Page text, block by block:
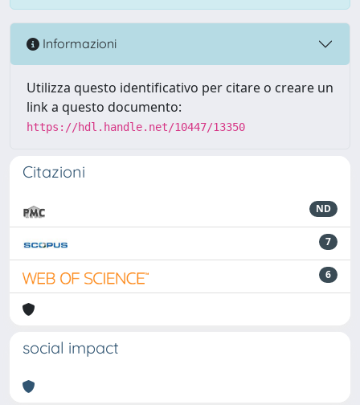
Informazioni
Utilizza questo identificativo per citare o creare un
link a questo documento:
https://hdl.handle.net/10447/13350
Citazioni
ND
7
6
social impact